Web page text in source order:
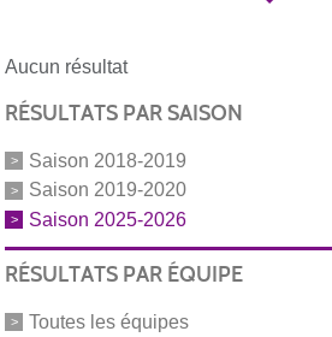
Aucun résultat
RÉSULTATS PAR SAISON
Saison 2018-2019
Saison 2019-2020
Saison 2025-2026
RÉSULTATS PAR ÉQUIPE
Toutes les équipes